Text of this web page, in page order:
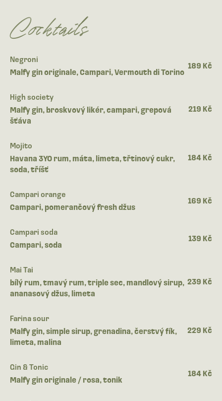
Cocktails
Negroni
Malfy gin originale, Campari, Vermouth di Torino
189 Kč
High society
Malfy gin, broskvový likér, campari, grepová
šťáva
219 Kč
Mojito
Havana 3YO rum, máta, limeta, třtinový cukr,
soda, tříšť
184 Kč
Campari orange
Campari, pomerančový fresh džus
169 Kč
Campari soda
Campari, soda
139 Kč
Mai Tai
bílý rum, tmavý rum, triple sec, mandlový sirup,
ananasový džus, limeta
239 Kč
Farina sour
Malfy gin, simple sirup, grenadina, čerstvý fík,
limeta, malina
229 Kč
Gin & Tonic
Malfy gin originale / rosa, tonik
184 Kč